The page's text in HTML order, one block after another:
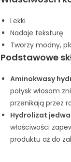
Lekki
Nadaje teksturę
Tworzy modny,
Podstawowe
Aminokwasy
połysk włosom
przenikają przez
Hydrolizat
właściwości
produktu aż do